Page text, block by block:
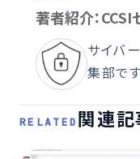
著者紹介：CCSI
サイバ
集部です
RELATED 関連記